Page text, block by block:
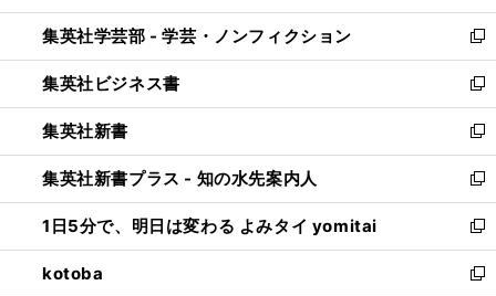
開
く
ウ
で
開
く
ン
ド
ウ
で
開
く
ウ
ィ
ン
ド
ウ
で
開
く
集英社学芸部 - 学芸・ノンフィクション
新
し
い
ウ
ィ
ン
ド
ウ
で
開
く
集英社ビジネス書
新
し
い
ウ
ィ
ン
ド
ウ
で
集英社新書
新
し
い
ウ
ィ
ン
ド
集英社新書プラス - 知の水先案内人
新
し
い
ウ
ィ
1日5分で、明日は変わる よみタイ yomitai
新
し
い
kotoba
新